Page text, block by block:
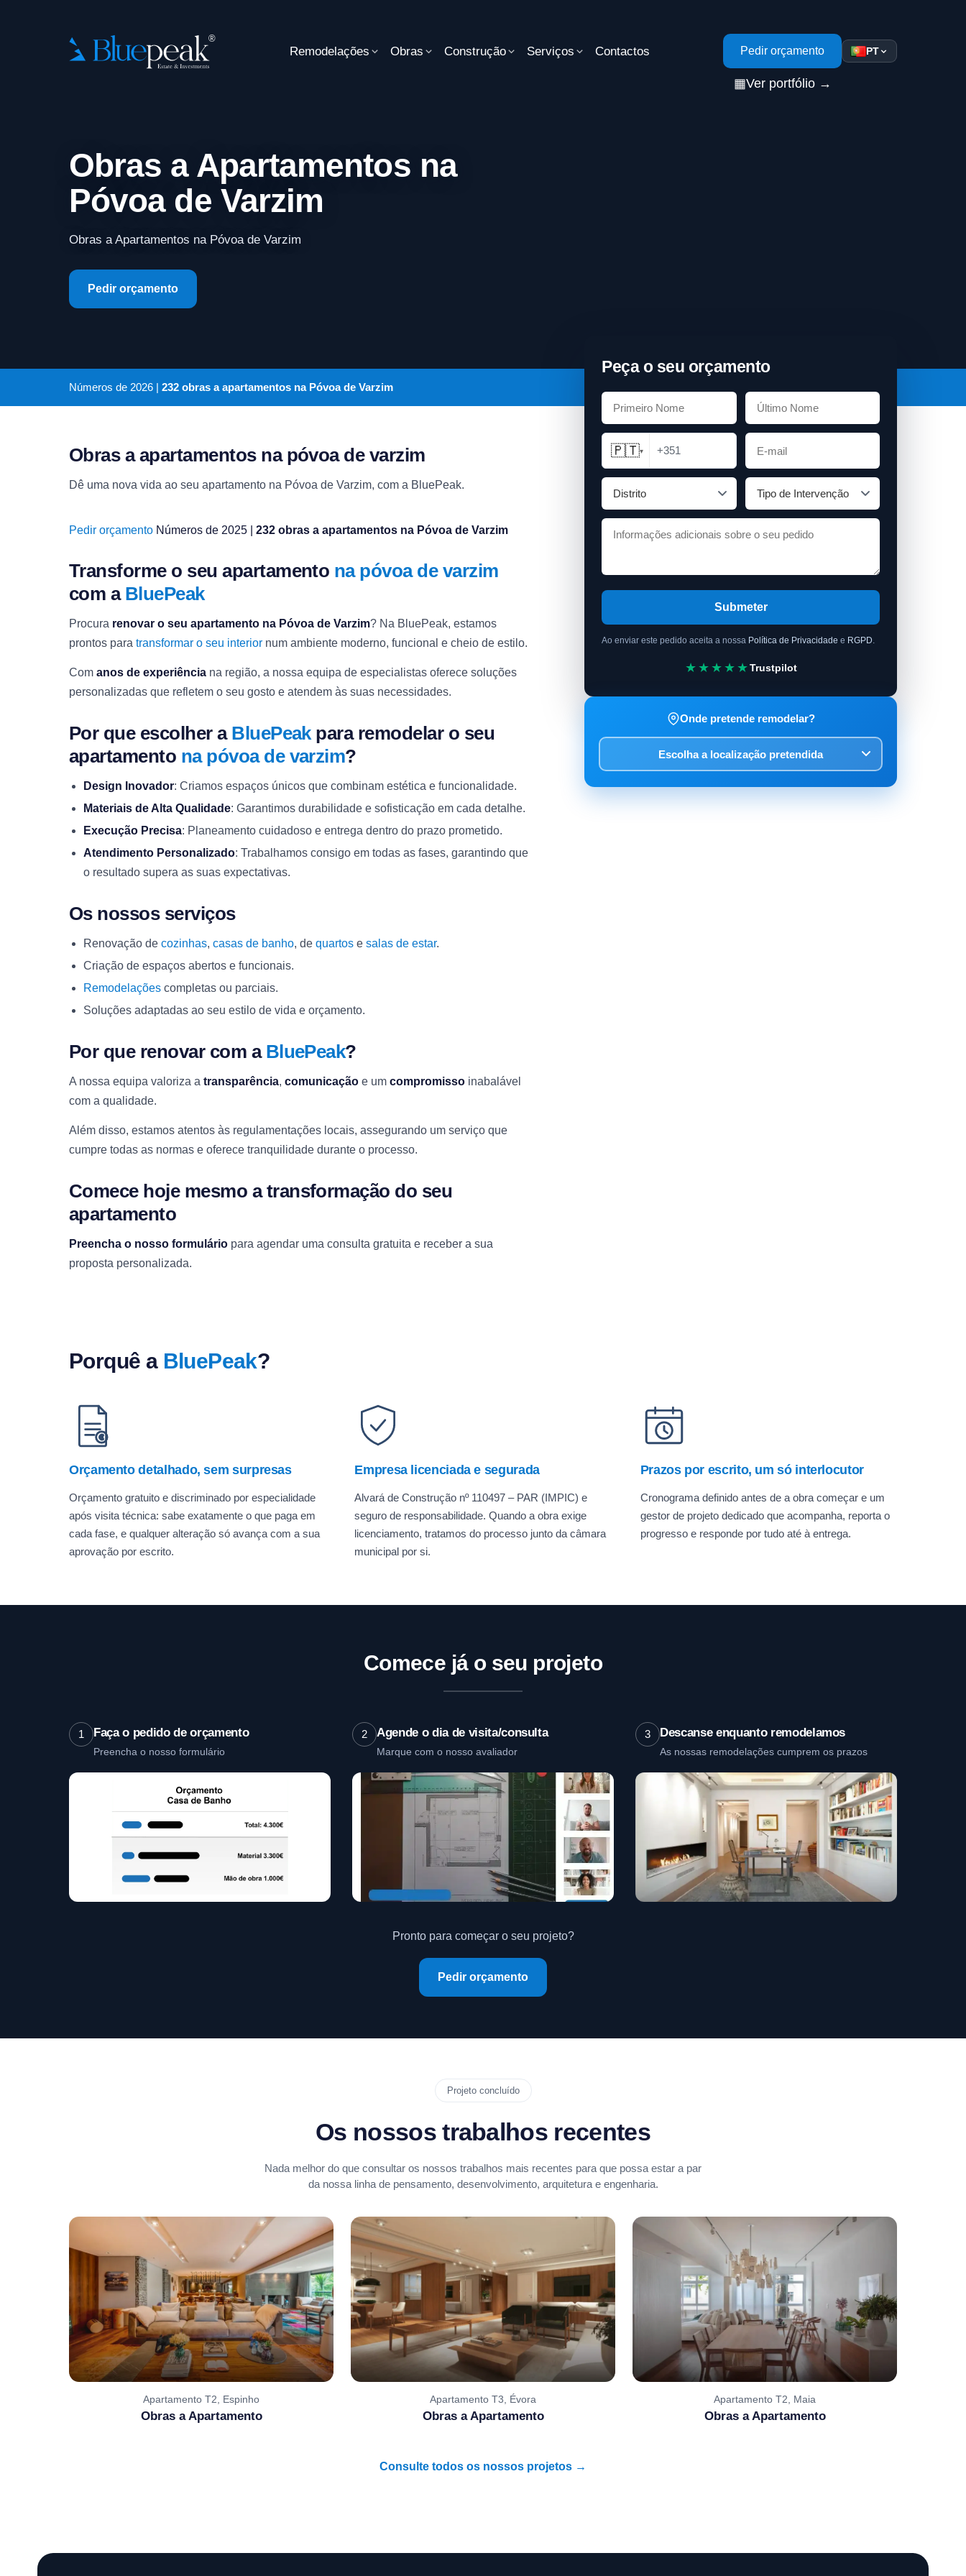
Remodelações Obras Construção Serviços Contactos Pedir orçamento
▦Ver portfólio →
PT
Obras a Apartamentos na
Póvoa de Varzim
Obras a Apartamentos na Póvoa de Varzim
Pedir orçamento
Números de 2026 | 232 obras a apartamentos na Póvoa de Varzim
Obras a apartamentos na póvoa de varzim
Dê uma nova vida ao seu apartamento na Póvoa de Varzim, com a BluePeak.
Pedir orçamento Números de 2025 | 232 obras a apartamentos na Póvoa de Varzim
Transforme o seu apartamento na póvoa de varzim
com a BluePeak
Procura renovar o seu apartamento na Póvoa de Varzim? Na BluePeak, estamos
prontos para transformar o seu interior num ambiente moderno, funcional e cheio de estilo.
Com anos de experiência na região, a nossa equipa de especialistas oferece soluções
personalizadas que refletem o seu gosto e atendem às suas necessidades.
Por que escolher a BluePeakpara remodelar o seu
apartamento na póvoa de varzim?
Design Inovador: Criamos espaços únicos que combinam estética e funcionalidade.
Materiais de Alta Qualidade: Garantimos durabilidade e sofisticação em cada detalhe.
Execução Precisa: Planeamento cuidadoso e entrega dentro do prazo prometido.
Atendimento Personalizado: Trabalhamos consigo em todas as fases, garantindo que
o resultado supera as suas expectativas.
Os nossos serviços
Renovação de cozinhas, casas de banho, de quartos e salas de estar.
Criação de espaços abertos e funcionais.
Remodelações completas ou parciais.
Soluções adaptadas ao seu estilo de vida e orçamento.
Por que renovar com a BluePeak?
A nossa equipa valoriza a transparência, comunicação e um compromisso inabalável
com a qualidade.
Além disso, estamos atentos às regulamentações locais, assegurando um serviço que
cumpre todas as normas e oferece tranquilidade durante o processo.
Comece hoje mesmo a transformação do seu
apartamento
Preencha o nosso formulário para agendar uma consulta gratuita e receber a sua
proposta personalizada.
Peça o seu orçamento
🇵🇹▾ +351
Submeter
Ao enviar este pedido aceita a nossa Política de Privacidade e RGPD
★★★★★Trustpilot
Onde pretende remodelar?
Porquê a BluePeak?
Orçamento detalhado, sem surpresas
Orçamento gratuito e discriminado por especialidade
após visita técnica: sabe exatamente o que paga em
cada fase, e qualquer alteração só avança com a sua
aprovação por escrito.
Empresa licenciada e segurada
Alvará de Construção nº 110497 – PAR (IMPIC) e
seguro de responsabilidade. Quando a obra exige
licenciamento, tratamos do processo junto da câmara
municipal por si.
Prazos por escrito, um só interlocutor
Cronograma definido antes de a obra começar e um
gestor de projeto dedicado que acompanha, reporta o
progresso e responde por tudo até à entrega.
Comece já o seu projeto
1 Faça o pedido de orçamento
Preencha o nosso formulário
2 Agende o dia de visita/consulta
Marque com o nosso avaliador
3 Descanse enquanto remodelamos
As nossas remodelações cumprem os prazos
Pronto para começar o seu projeto?
Pedir orçamento
Projeto concluído
Os nossos trabalhos recentes
Nada melhor do que consultar os nossos trabalhos mais recentes para que possa estar a par
da nossa linha de pensamento, desenvolvimento, arquitetura e engenharia.
Apartamento T2, Espinho
Obras a Apartamento
Apartamento T3, Évora
Obras a Apartamento
Apartamento T2, Maia
Obras a Apartamento
Consulte todos os nossos projetos →